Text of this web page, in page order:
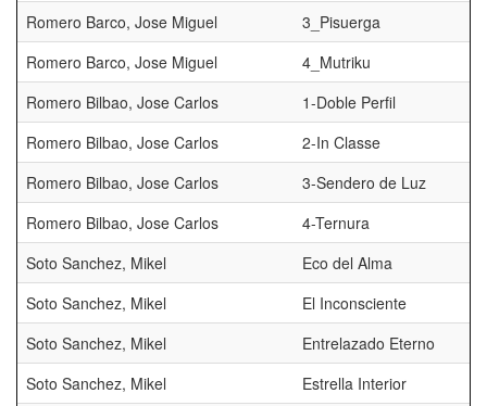
Romero Barco, Jose Miguel
3_Pisuerga
Romero Barco, Jose Miguel
4_Mutriku
Romero Bilbao, Jose Carlos
1-Doble Perfil
Romero Bilbao, Jose Carlos
2-In Classe
Romero Bilbao, Jose Carlos
3-Sendero de Luz
Romero Bilbao, Jose Carlos
4-Ternura
Soto Sanchez, Mikel
Eco del Alma
Soto Sanchez, Mikel
El Inconsciente
Soto Sanchez, Mikel
Entrelazado Eterno
Soto Sanchez, Mikel
Estrella Interior